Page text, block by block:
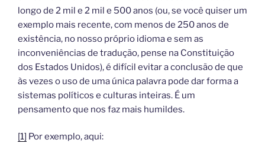
longo de 2 mil e 2 mil e 500 anos (ou, se você quiser um
exemplo mais recente, com menos de 250 anos de
existência, no nosso próprio idioma e sem as
inconveniências de tradução, pense na Constituição
dos Estados Unidos), é difícil evitar a conclusão de que
às vezes o uso de uma única palavra pode dar forma a
sistemas políticos e culturas inteiras. É um
pensamento que nos faz mais humildes.
[1] Por exemplo, aqui: